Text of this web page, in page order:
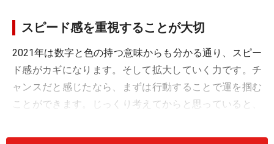
スピード感を重視することが大切
2021年は数字と色の持つ意味からも分かる通り、スピー
ド感がカギになります。そして拡大していく力です。チ
ャンスだと感じたなら、まずは行動することで運を掴む
ことができます。じっくり考えてからと思っていると、